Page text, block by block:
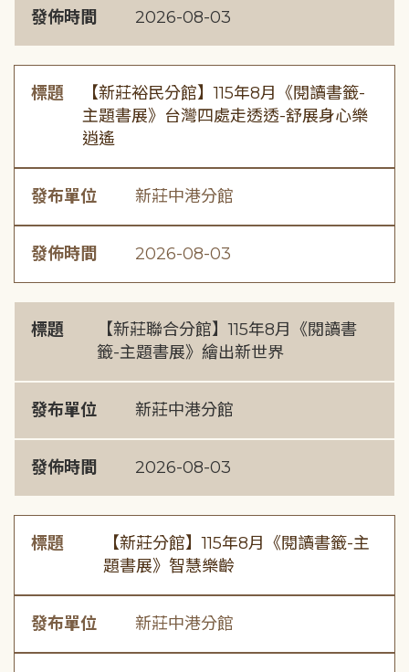
發佈時間 2026-08-03
標題
【新莊裕民分館】115年8月《閱讀書籤-
主題書展》台灣四處走透透-舒展身心樂
逍遙
發布單位 新莊中港分館
發佈時間 2026-08-03
標題
【新莊聯合分館】115年8月《閱讀書
籤-主題書展》繪出新世界
發布單位 新莊中港分館
發佈時間 2026-08-03
標題
【新莊分館】115年8月《閱讀書籤-主
題書展》智慧樂齡
發布單位 新莊中港分館